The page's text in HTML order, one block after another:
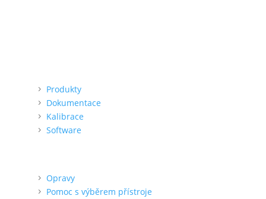
Produkty
Dokumentace
Kalibrace
Software
Opravy
Pomoc s výběrem přístroje